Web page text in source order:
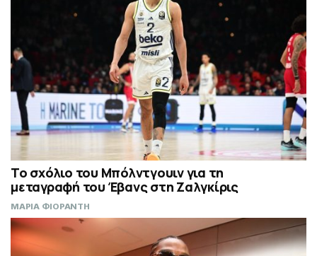
Το σχόλιο του Μπόλντγουιν για τη
μεταγραφή του Έβανς στη Ζαλγκίρις
ΜΑΡΙΑ ΦΙΟΡΑΝΤΗ